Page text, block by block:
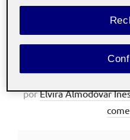
Entrega
porElvira Almodóvar